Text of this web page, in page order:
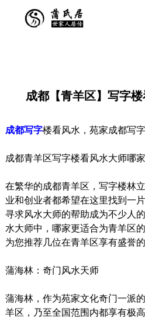
成都【青羊区】写字
成都写字楼看风水，苑家成都写
成都青羊区写字楼看风水大师哪
在繁华的成都青羊区，写字楼林
业和创业者都希望在这里找到一
寻求风水大师的帮助成为不少人
水大师中，哪家更适合为青羊区
为您推荐几位在青羊区享有盛誉的
蒲海林：奇门风水天师
蒲海林，作为苑家文化奇门一派
羊区，乃至全国范围内都享有极